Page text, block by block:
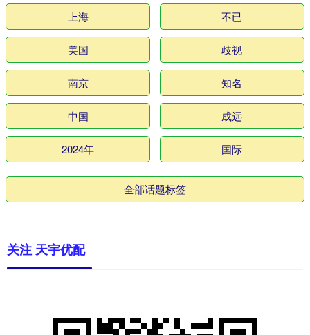
上海 不已
美国 歧视
南京 知名
中国 成远
2024年 国际
全部话题标签
关注 天宇优配